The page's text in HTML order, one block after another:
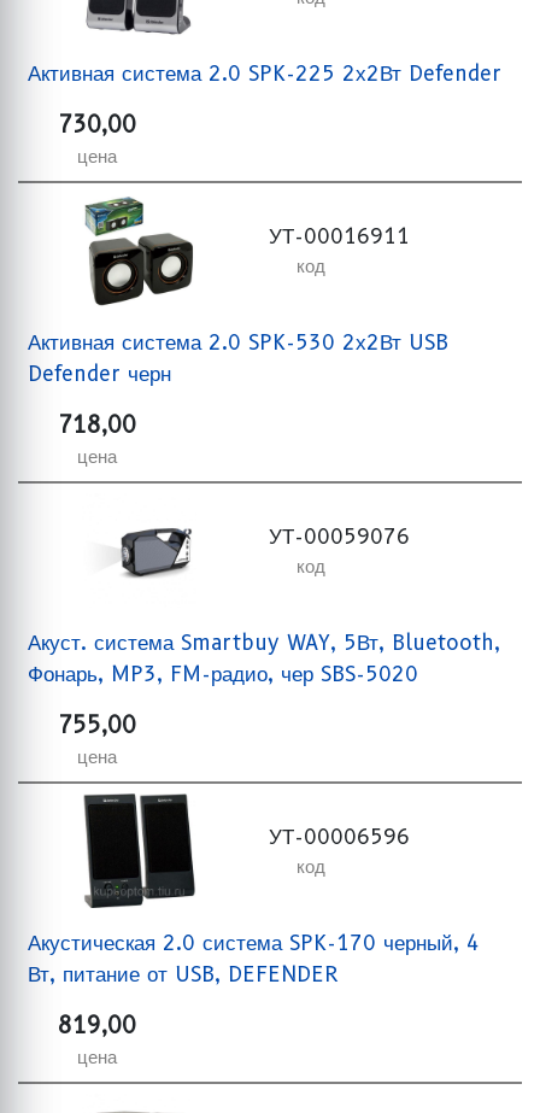
Активная система 2.0 SPK-225 2х2Вт Defender
730,00
цена
УТ-00016911
код
Активная система 2.0 SPK-530 2х2Вт USB
Defender черн
718,00
цена
УТ-00059076
код
Акуст. система Smartbuy WAY, 5Вт, Bluetooth,
Фонарь, MP3, FM-радио, чер SBS-5020
755,00
цена
УТ-00006596
код
Акустическая 2.0 система SPK-170 черный, 4
Вт, питание от USB, DEFENDER
819,00
цена